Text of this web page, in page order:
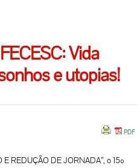
Vida
e utopias!
REDUÇÃO DE JORNADA”, o 15º